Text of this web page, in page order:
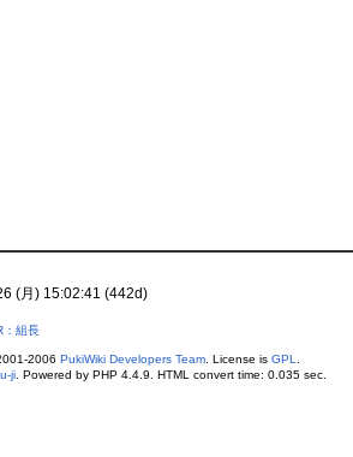
(月) 15:02:41 (442d)
：組長
2006 PukiWiki Developers Team. License is GPL
ji. Powered by PHP 4.4.9. HTML convert time: 0.035 sec.